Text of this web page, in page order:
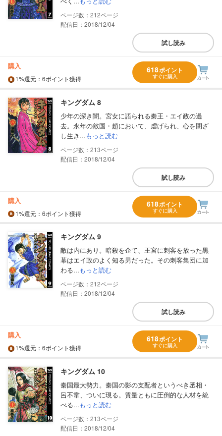
212
配信日：2018/12/04
試し読み
購入
1%還元 ：6ポイント獲得
618ポイント
すぐに購入
キングダム 8
少年の深き闇。宮女に語られる秦王・エイ政の過
去。永年の敵国・趙において、虐げられ、心を閉ざ
し生き...もっと読む
213
配信日：2018/12/04
試し読み
購入
1%還元 ：6ポイント獲得
618ポイント
すぐに購入
キングダム 9
敵は内にあり。暗殺を企て、王宮に刺客を放った黒
幕はエイ政のよく知る男だった。その刺客集団に加
わる...もっと読む
212
配信日：2018/12/04
試し読み
購入
1%還元 ：6ポイント獲得
618ポイント
すぐに購入
キングダム 10
秦国最大勢力。秦国の影の支配者というべき丞相・
呂不韋、ついに現る。質量ともに圧倒的な人材を統
べる...もっと読む
213
配信日：2018/12/04